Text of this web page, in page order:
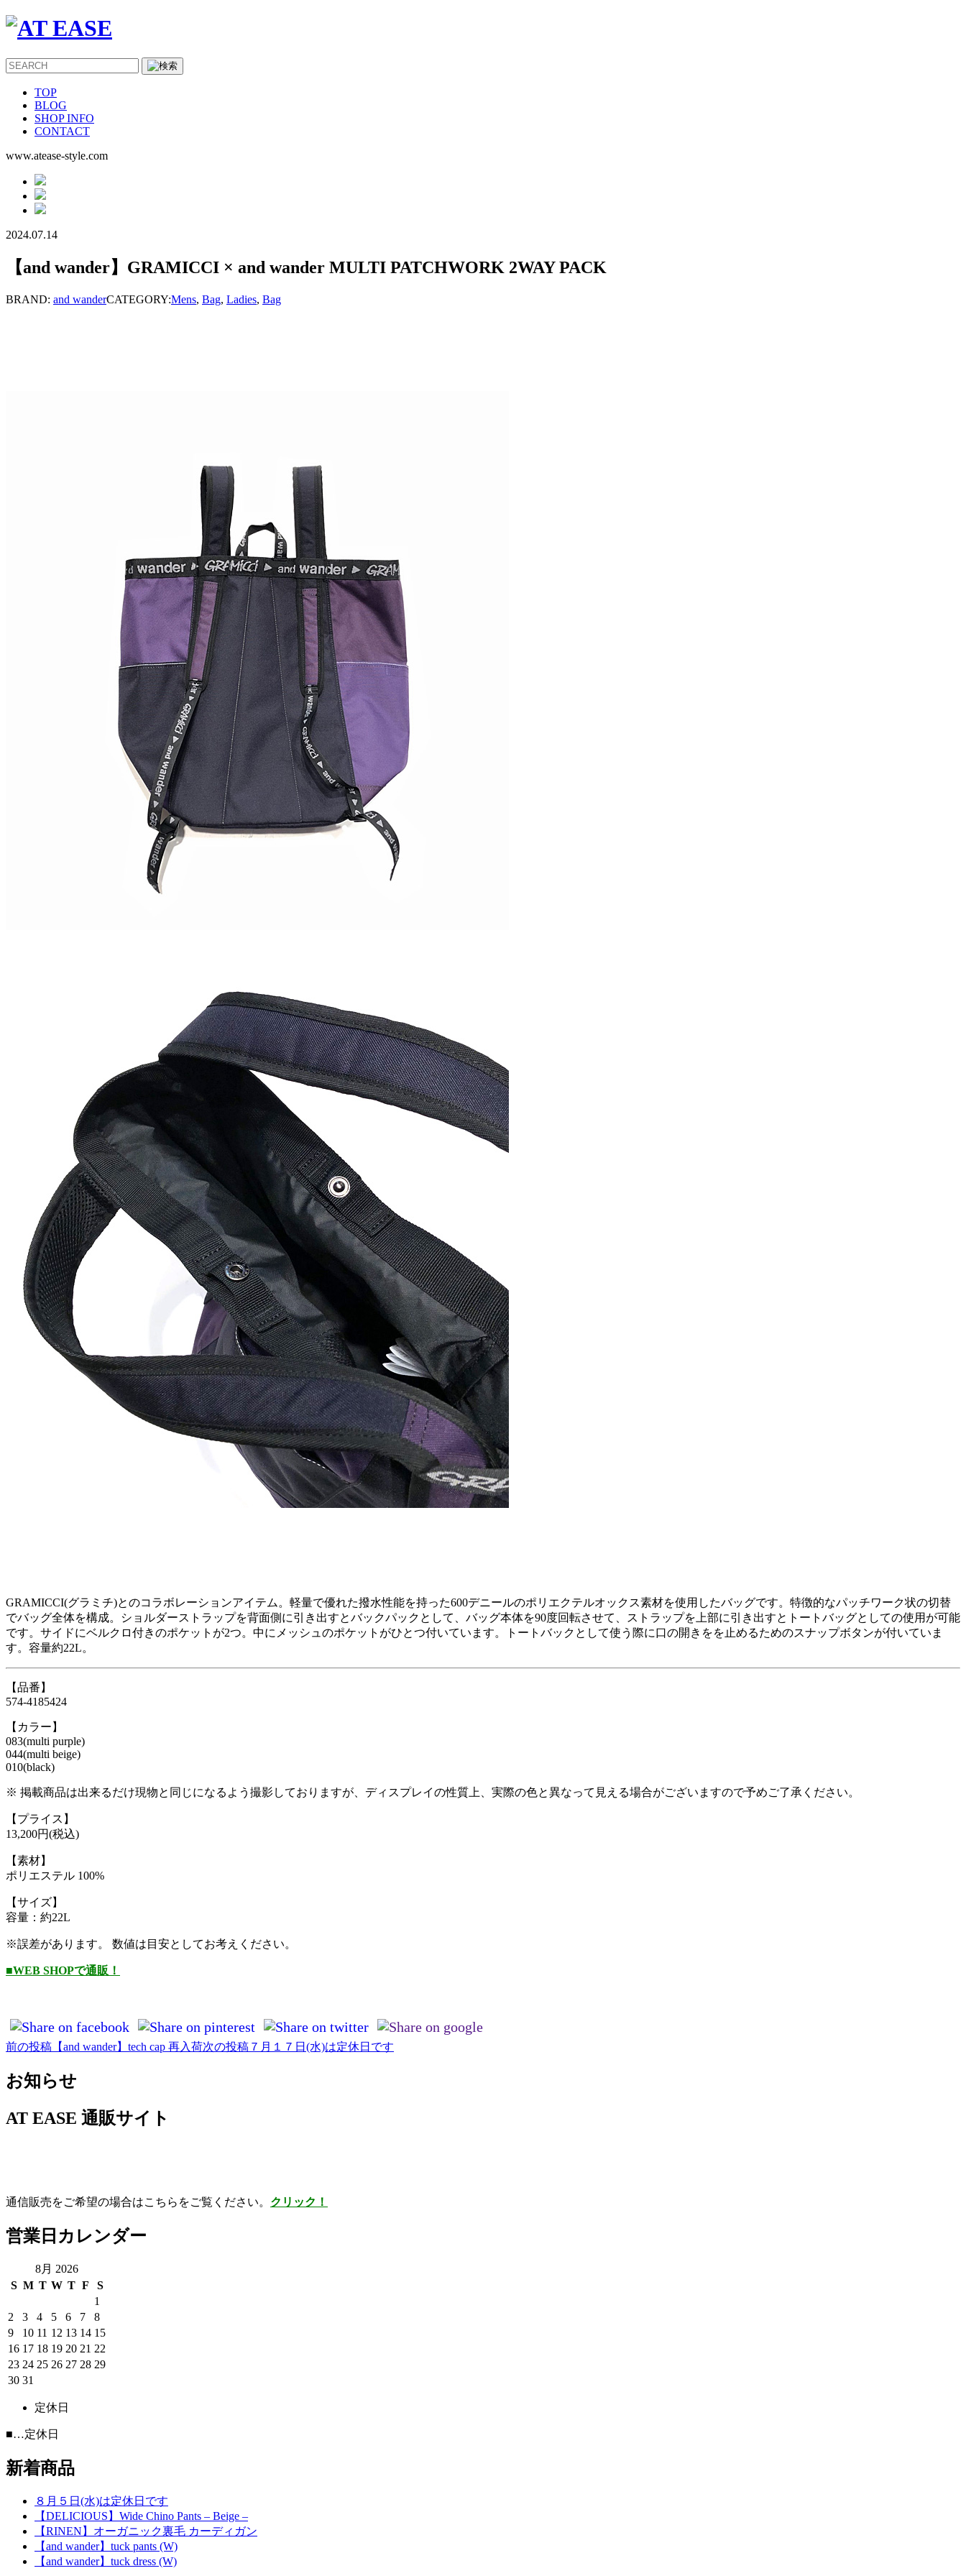
TOP
BLOG
SHOP INFO
CONTACT
www.atease-style.com
2024.07.14
【and wander】GRAMICCI × and wander MULTI PATCHWORK 2WAY PACK
BRAND: and wanderCATEGORY:Mens, Bag, Ladies, Bag
GRAMICCI(グラミチ)とのコラボレーションアイテム。軽量で優れた撥水性能を持った600デニールのポリエクテルオックス素材を使用したバッグです。特徴的なパッチワーク状の切替
でバッグ全体を構成。ショルダーストラップを背面側に引き出すとバックパックとして、バッグ本体を90度回転させて、ストラップを上部に引き出すとトートバッグとしての使用が可能
です。サイドにベルクロ付きのポケットが2つ。中にメッシュのポケットがひとつ付いています。トートバックとして使う際に口の開きをを止めるためのスナップボタンが付いていま
す。容量約22L。
【品番】
574-4185424
【カラー】
083(multi purple)
044(multi beige)
010(black)
※ 掲載商品は出来るだけ現物と同じになるよう撮影しておりますが、ディスプレイの性質上、実際の色と異なって見える場合がございますので予めご了承ください。
【プライス】
13,200円(税込)
【素材】
ポリエステル 100%
【サイズ】
容量：約22L
※誤差があります。 数値は目安としてお考えください。
■WEB SHOPで通販！
投
稿
ビ
ョ
ン
前の投稿 【and wander】tech cap 再入荷次の投稿 ７月１７日(水)は定休日です
お知らせ
AT EASE 通販サイト
通信販売をご希望の場合はこちらをご覧ください。 クリック！
営業日カレンダー
8月 2026
S M T W T F
S
1
2
3 4 5 6 7
8
9
10 11 12 13 14 15
16 17 18 19 20 21 22
23 24 25 26 27 28 29
30 31
定休日
■…定休日
新着商品
８月５日(水)は定休日です
【DELICIOUS】Wide Chino Pants – Beige –
【RINEN】オーガニック裏毛 カーディガン
【and wander】tuck pants (W)
【and wander】tuck dress (W)